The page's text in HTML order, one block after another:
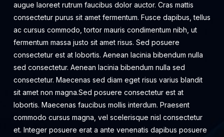
augue laoreet rutrum faucibus dolor auctor. Cras mattis
consectetur purus sit amet fermentum. Fusce dapibus, tellus
ac cursus commodo, tortor mauris condimentum nibh, ut
fermentum massa justo sit amet risus. Sed posuere
consectetur est at lobortis. Aenean lacinia bibendum nulla
sed consectetur. Aenean lacinia bibendum nulla sed
consectetur. Maecenas sed diam eget risus varius blandit
sit amet non magna.Sed posuere consectetur est at
lobortis. Maecenas faucibus mollis interdum. Praesent
commodo cursus magna, vel scelerisque nisl consectetur
et. Integer posuere erat a ante venenatis dapibus posuere